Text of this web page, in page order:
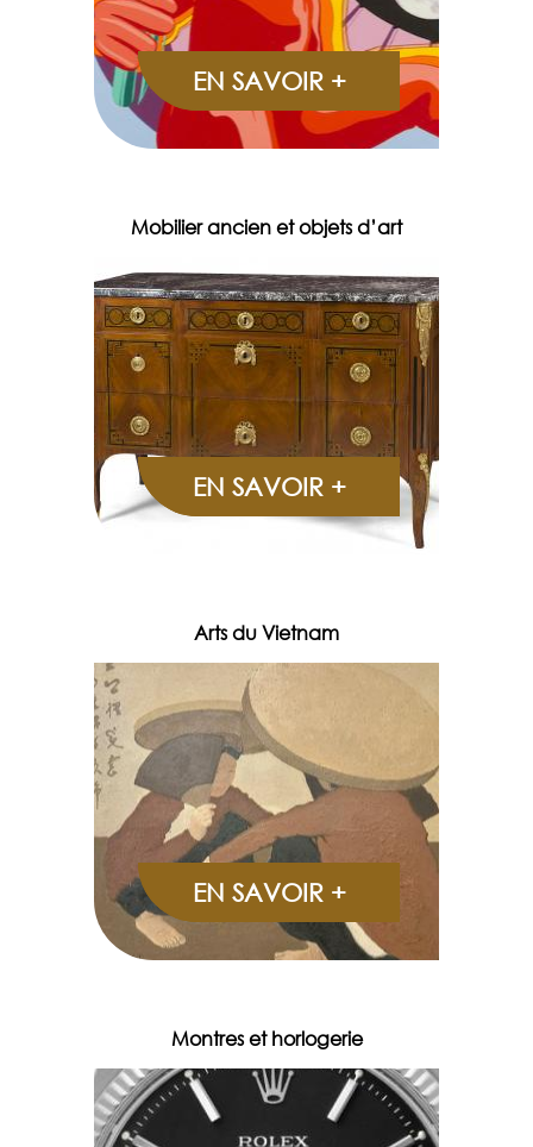
EN SAVOIR +
Mobilier ancien et objets d’art
EN SAVOIR +
Arts du Vietnam
EN SAVOIR +
Montres et horlogerie